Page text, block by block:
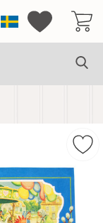
SverigeMina